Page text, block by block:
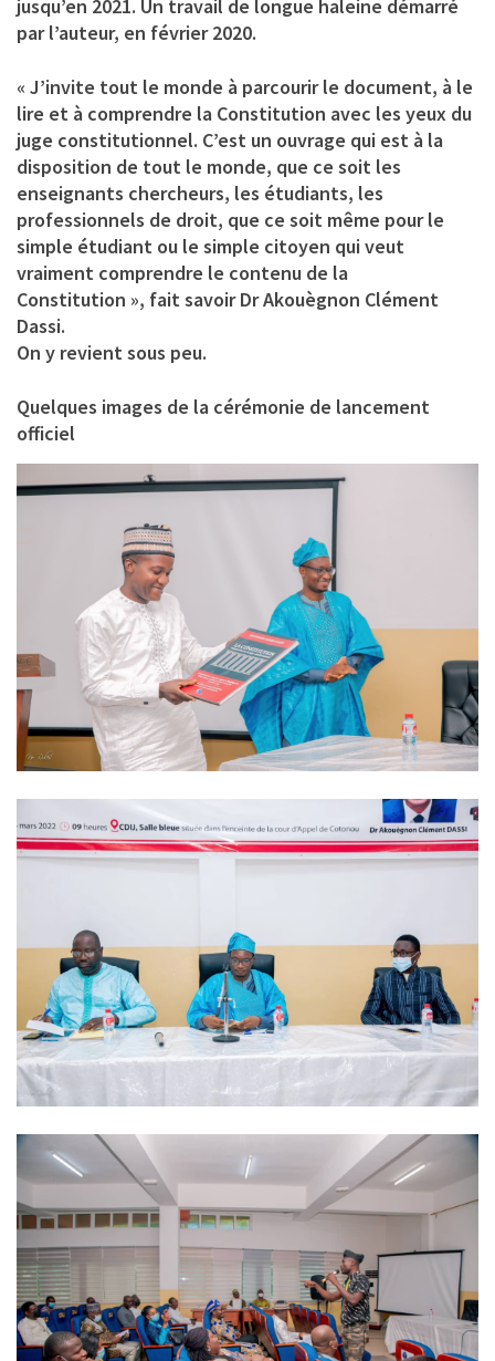
jusqu’en 2021. Un travail de longue haleine démarré
par l’auteur, en février 2020.
« J’invite tout le monde à parcourir le document, à le
lire et à comprendre la Constitution avec les yeux du
juge constitutionnel. C’est un ouvrage qui est à la
disposition de tout le monde, que ce soit les
enseignants chercheurs, les étudiants, les
professionnels de droit, que ce soit même pour le
simple étudiant ou le simple citoyen qui veut
vraiment comprendre le contenu de la
Constitution », fait savoir Dr Akouègnon Clément
Dassi.
On y revient sous peu.
Quelques images de la cérémonie de lancement
officiel